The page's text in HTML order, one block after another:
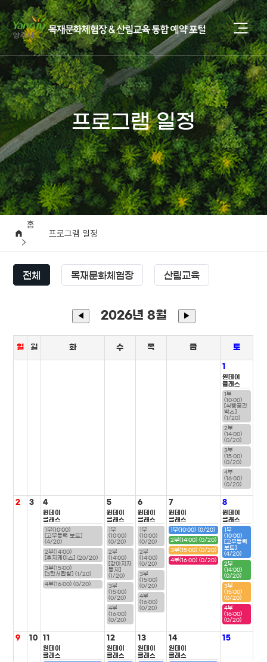
프로그램 일정
홈
프로그램 일정
전체 목재문화체험장 산림교육
◀ 2026년 8월 ▶
일 월 화 수 목 금 토
1
원데이
클래스
1부
(10:00)
[식빵공간
박스]
(1/20)
2부
(14:00)
(0/20)
3부
(15:00)
(0/20)
4부
(16:00)
(0/20)
2 3 4
원데이
클래스
1부(10:00)
[고무동력 보트]
(4/20)
2부(14:00)
[휴지케이스] (20/20)
3부(15:00)
[3칸서랍함] (1/20)
4부(16:00) (0/20)
5
원데이
클래스
1부
(10:00)
(0/20)
2부
(14:00)
[강아지자
동차]
(1/20)
3부
(15:00)
(0/20)
4부
(16:00)
(0/20)
6
원데이
클래스
1부
(10:00)
(0/20)
2부
(14:00)
(0/20)
3부
(15:00)
(0/20)
4부
(16:00)
(0/20)
7
원데이
클래스
1부(10:00) (0/20)
2부(14:00) (0/20)
3부(15:00) (0/20)
4부(16:00) (0/20)
8
원데이
클래스
1부
(10:00)
[고무동력
보트]
(4/20)
2부
(14:00)
(0/20)
3부
(15:00)
(0/20)
4부
(16:00)
(0/20)
9 10 11
원데이
클래스
12
원데이
클래스
13
원데이
클래스
14
원데이
클래스
15